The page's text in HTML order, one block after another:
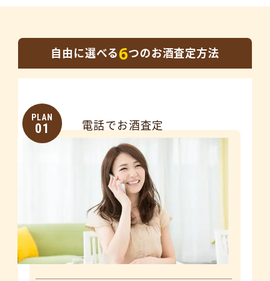
自由に選べる6つのお酒査定方法
PLAN
01 電話でお酒査定